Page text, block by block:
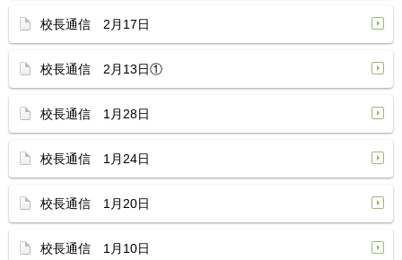
校長通信 2月17日
校長通信 2月13日①
校長通信 1月28日
校長通信 1月24日
校長通信 1月20日
校長通信 1月10日